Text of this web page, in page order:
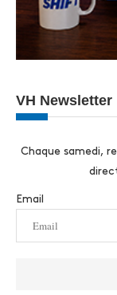
VH Newsletter
Chaque samedi,
Email